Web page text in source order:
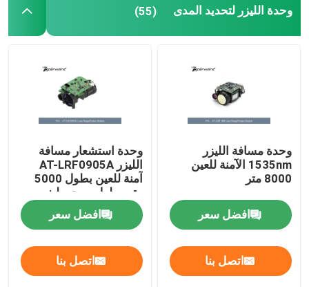
أحادي التصوير الحراري
القرنة الكهربائية الضوئية
نظام كاميرا PTZ
وحدة طاقة تيار مستمر
وحدة الليزر لتحديد المدى (55)
وحدة مسافة الليزر
1535nm الآمنة للعين
8000 متر
افضل سعر
اتصل بنا
وحدة استشعار مسافة
الليزر AT-LRF0905A
آمنة للعين بطول 5000
متر وطول موجي ليزر
1535 نانومتر
افضل سعر
اتصل بنا